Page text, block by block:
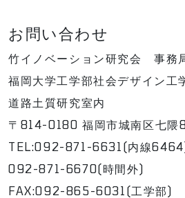
お問い合わせ
竹イノベーション研究会 事務
福岡大学工学部社会デザイン工
道路土質研究室内
〒814-0180 福岡市城南区七隈
TEL:092-871-6631(内線
092-871-6670(時間外)
FAX:092-865-6031(工学部)